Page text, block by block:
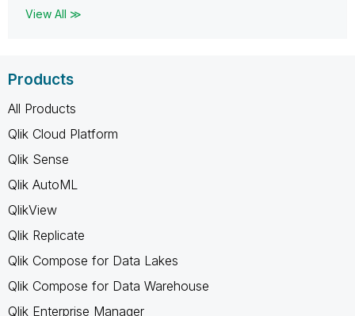
View All ≫
Products
All Products
Qlik Cloud Platform
Qlik Sense
Qlik AutoML
QlikView
Qlik Replicate
Qlik Compose for Data Lakes
Qlik Compose for Data Warehouse
Qlik Enterprise Manager